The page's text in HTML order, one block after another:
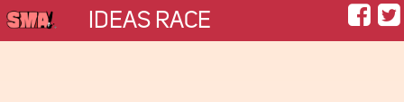
IDEAS RACE